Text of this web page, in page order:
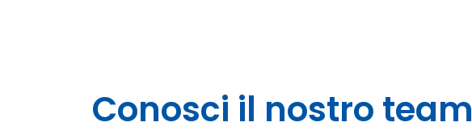
Conosci il nostro team